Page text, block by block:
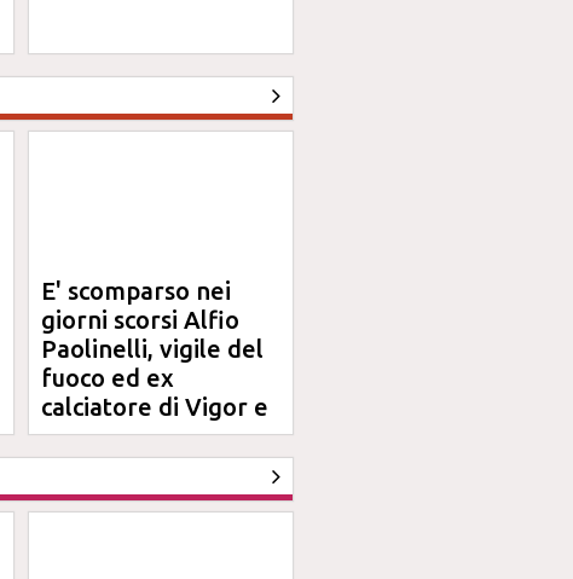
E' scomparso nei
giorni scorsi Alfio
Paolinelli, vigile del
fuoco ed ex
calciatore di Vigor e
Jesina